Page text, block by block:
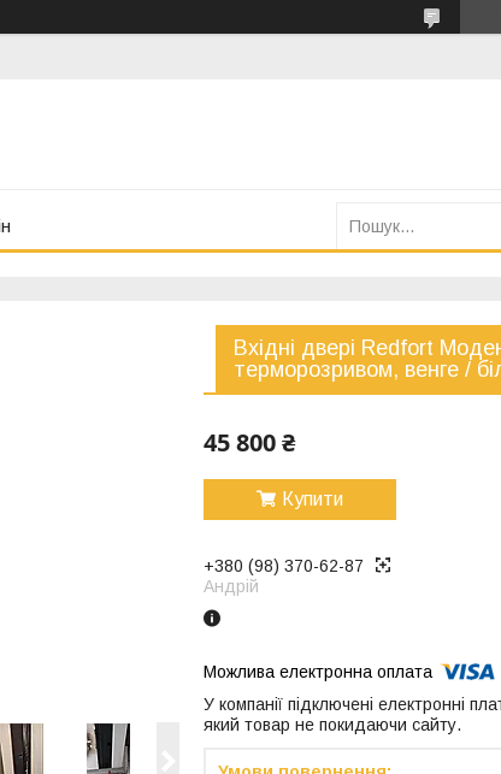
Вхідні двері Redfort
терморозривом, венге /
45 800 ₴
Купити
+380 (98) 370-62-87
Андрій
У компанії підключені електронні
який товар не покидаючи сайту.